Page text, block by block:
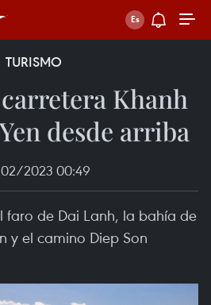
TURISMO
Khanh
desde arriba
2023 00:49
faro de Dai Lanh, la bahía de
y el camino Diep Son